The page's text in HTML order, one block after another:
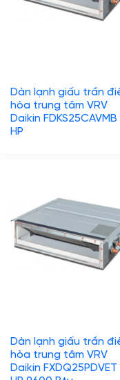
Dàn lạnh giấu trần
hòa trung tâm VRV
Daikin FDKS25CAVMB
HP
Dàn lạnh giấu trần
hòa trung tâm VRV
Daikin FXDQ25PDVET